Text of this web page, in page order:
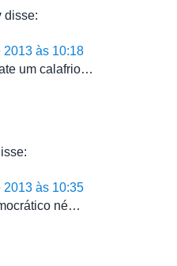
disse:
2013 às 10:18
um calafrio…
2013 às 10:35
né…